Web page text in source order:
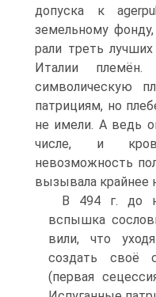
допуска к
земельному
рали треть
Италии
символическую
патрициям, но
не имели. А ведь
числе, и
невозможность
вызывала крайнее
В 494 г. до
вспышка
вили, что
создать своё
(пер­вая